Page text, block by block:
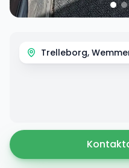
Trelleborg,